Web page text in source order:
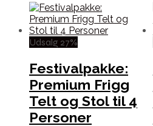
Udsalg 27%
Festivalpakke:
Premium Frigg
Telt og Stol til 4
Personer